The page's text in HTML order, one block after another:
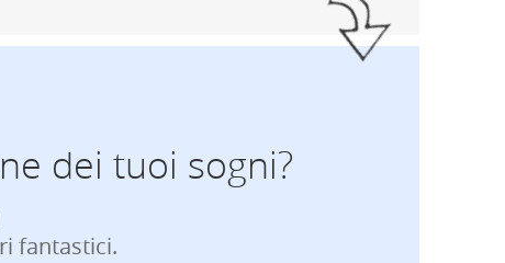
dei tuoi sogni?
fantastici.